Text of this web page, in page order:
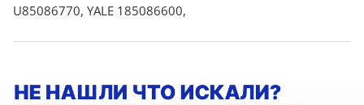
U85086770, YALE 185086600,